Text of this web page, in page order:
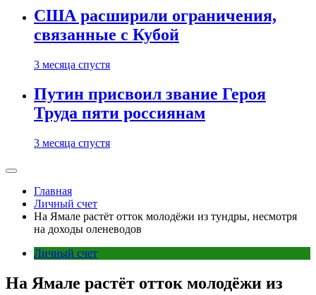
США расширили ограничения,
связанные с Кубой
3 месяца спустя
Путин присвоил звание Героя
Труда пяти россиянам
3 месяца спустя
Главная
Личный счет
На Ямале растёт отток молодёжи из тундры, несмотря
на доходы оленеводов
Личный счет
На Ямале растёт отток молодёжи из